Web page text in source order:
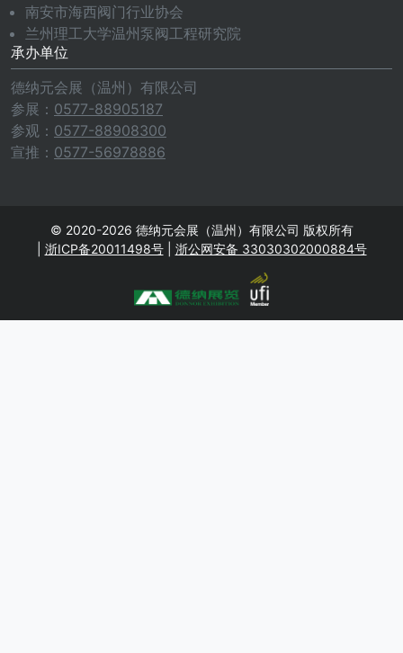
南安市海西阀门行业协会
兰州理工大学温州泵阀工程研究院
承办单位
德纳元会展（温州）有限公司
参展： 0577-88905187
参观： 0577-88908300
宣推： 0577-56978886
© 2020-2026 德纳元会展（温州）有限公司 版权所有
浙ICP备20011498号| 浙公网安备 33030302000884号